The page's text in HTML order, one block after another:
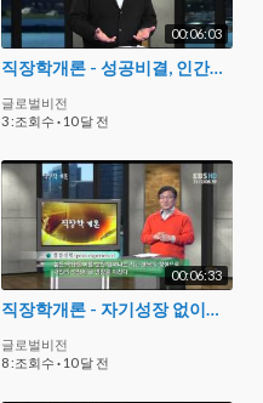
00:06:03
직장학개론 - 성공비결, 인간관계에 달려있다_#004
글로벌비전
3 :조회수 · 10 달 전
00:06:33
직장학개론 - 자기성장 없이는 성공할 수 없다_#002
글로벌비전
8 :조회수 · 10 달 전